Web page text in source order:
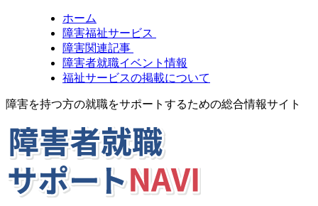
ホーム
障害福祉サービス
障害関連記事
障害者就職イベント情報
福祉サービスの掲載について
障害を持つ方の就職をサポートするための総合情報サイト